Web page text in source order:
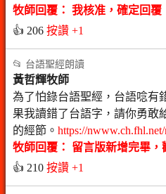
牧師回覆： 我核准，確定回覆
👍 206 按讚 +1
📂 台語聖經朗讀
黃哲輝牧師
為了怕錄台語聖經，台語唸有
果我讀錯了台語字，請你勇敢
的經節。 https://
牧師回覆： 留言版新增完畢，
👍 210 按讚 +1